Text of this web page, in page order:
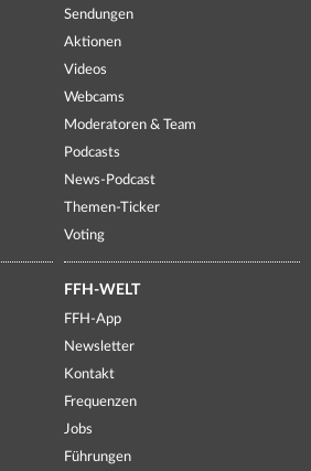
Sendungen
Aktionen
Videos
Webcams
Moderatoren & Team
Podcasts
News-Podcast
Themen-Ticker
Voting
FFH-WELT
FFH-App
Newsletter
Kontakt
Frequenzen
Jobs
Führungen